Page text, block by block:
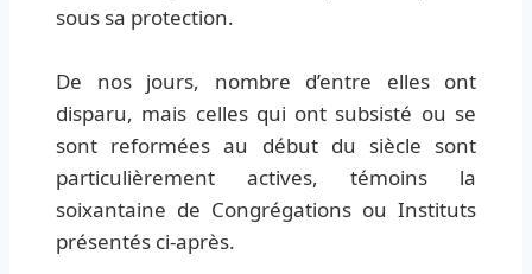
sous sa protection.
De nos jours, nombre d’entre elles ont
disparu, mais celles qui ont subsisté ou se
sont reformées au début du siècle sont
particulièrement actives, témoins la
soixantaine de Congrégations ou Instituts
présentés ci-après.